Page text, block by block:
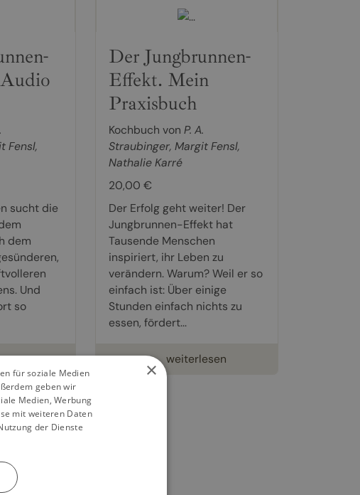
Fensl,
sucht die
dem
Und
so
Der Jungbrunnen-
Effekt. Mein
Praxisbuch
Kochbuch von P. A.
Straubinger, Margit Fensl,
Nathalie Karré
20,00 €
Der Erfolg geht weiter! Der
Jungbrunnen-Effekt hat
Tausende Menschen
inspiriert, ihr Leben zu
verändern. Warum? Weil er so
einfach ist: Über einige
Stunden einfach nichts zu
essen, fördert...
weiterlesen
×
für soziale Medien
geben wir
Medien, Werbung
mit weiteren Daten
der Dienste